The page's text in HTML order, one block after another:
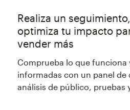
Realiza un
optimiza tu impacto
vender más
Comprueba lo que funciona
informadas con un panel
análisis de público, pruebas